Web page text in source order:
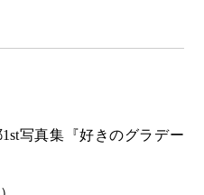
写真集『好きのグラデー